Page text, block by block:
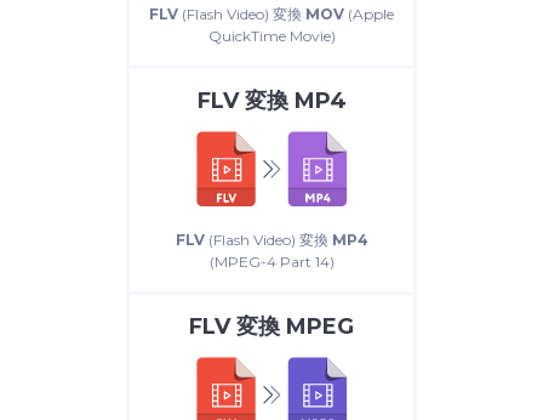
FLV (Flash Video) 変換 MOV (Apple
QuickTime Movie)
FLV変換 MP4
FLV(Flash Video) 変換 MP4
(MPEG-4 Part 14)
FLV変換 MPEG